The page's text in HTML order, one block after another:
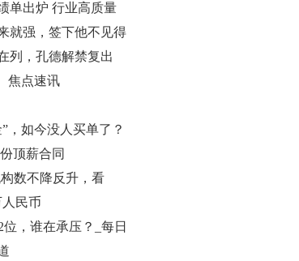
单出炉 行业高质量
就强，签下他不见得
列，孔德解禁复出
焦点速讯
，如今没人买单了？
顶薪合同
数不降反升，看
民币
，谁在承压？_每日